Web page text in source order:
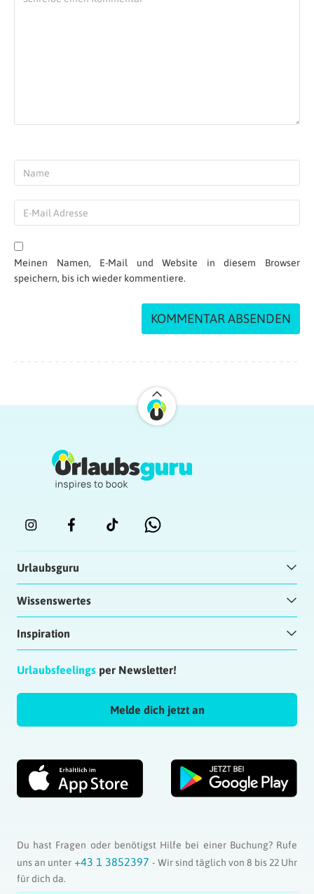
Meinen Namen, E-Mail und Website in diesem Browser
speichern, bis ich wieder kommentiere.
Urlaubsguru
Wissenswertes
Inspiration
Urlaubsfeelings per Newsletter!
Melde dich jetzt an
Du hast Fragen oder benötigst Hilfe bei einer Buchung? Rufe
uns an unter +43 1 3852397- Wir sind täglich von 8 bis 22 Uhr
für dich da.